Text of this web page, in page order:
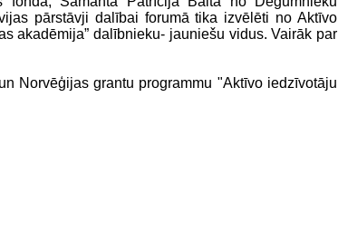
pārstāvji dalībai forumā tika izvēlēti no Aktīvo
akadēmija” dalībnieku- jauniešu vidus. Vairāk par
Norvēģijas grantu programmu "Aktīvo iedzīvotāju